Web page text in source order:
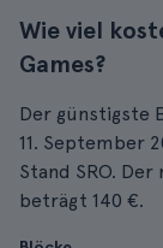
Wie viel
Games?
Der günstigste
11. September
Stand SRO.
beträgt 140 €.